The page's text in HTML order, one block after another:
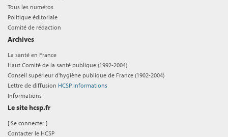
Tous les numéros
Politique éditoriale
Comité de rédaction
Archives
La santé en France
Haut Comité de la santé publique (1992-2004)
Conseil supérieur d'hygiène publique de France (1902-2004)
Lettre de diffusion HCSP Informations
Informations
Le site hcsp.fr
[Se connecter ]
Contacter le HCSP